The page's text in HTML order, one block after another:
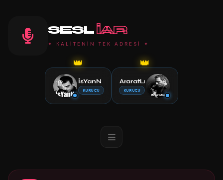
SESL IAR
✦ KALİTENİN TEK ADRESİ ✦
👑
İsYanN
KURUCU
👑
AraratLı
KURUCU